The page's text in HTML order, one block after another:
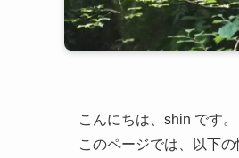
こんにちは、shin です。
このページでは、以下の